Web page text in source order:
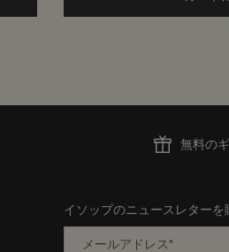
無料の
イソップのニュースレターを
メールアドレス*